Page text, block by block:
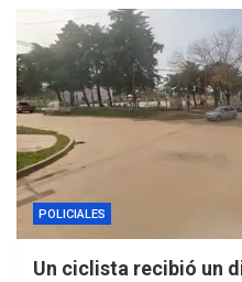
POLICIALES
Un ciclista recibió un